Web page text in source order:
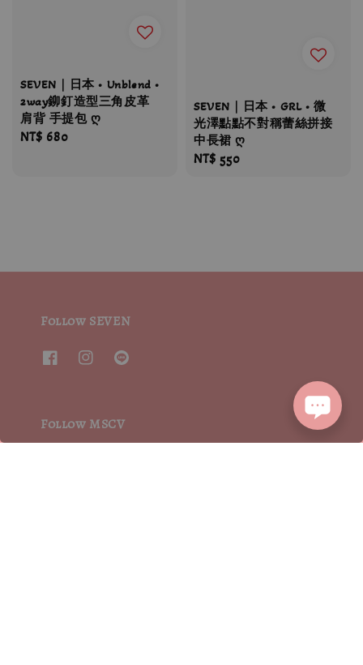
SEVEN｜日本 • Unblend •
2way鉚釘造型三角皮革
肩背 手提包 ღ
Regular
NT$ 680
SEVEN｜日本 • GRL • 微
光澤點點不對稱蕾絲拼接
中長裙 ღ
Regular
NT$ 550
Follow SEVEN
Follow MSCV